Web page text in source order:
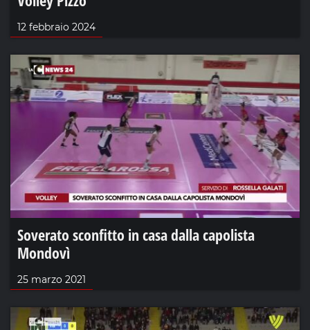
12 febbraio 2024
Soverato sconfitto in casa dalla capolista
Mondovì
25 marzo 2021